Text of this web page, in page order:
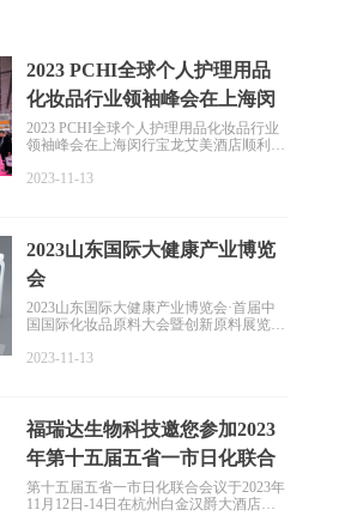
2023 PCHI全球个人护理用品
化妆品行业领袖峰会在上海闵
行宝龙艾美酒店顺利举行！
2023 PCHI全球个人护理用品化妆品行业
领袖峰会在上海闵行宝龙艾美酒店顺利举
肤”主题论坛。基于肌肤大数据，透过原
2023-11-13
2023山东国际大健康产业博览
会
2023山东国际大健康产业博览会·首届中
国国际化妆品原料大会暨创新原料展览会
省日化行业协会、山东北方美谷化妆品研
2023-11-13
福瑞达生物科技邀您参加2023
年第十五届五省一市日化联合
会议
第十五届五省一市日化联合会议于2023年
11月12日-14日在杭州白金汉爵大酒店举